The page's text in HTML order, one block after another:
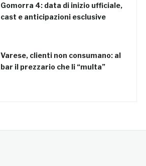
Gomorra 4: data di inizio ufficiale,
cast e anticipazioni esclusive
Varese, clienti non consumano: al
bar il prezzario che li “multa”